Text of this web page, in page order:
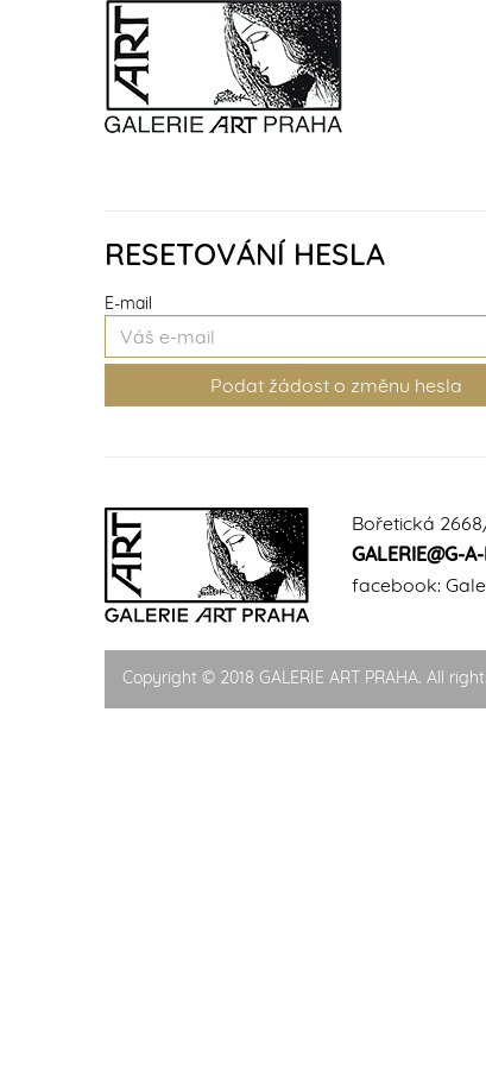
RESETOVÁNÍ HESLA
E-mail
Bořetická
GALERIE@G-
facebook:
Copyright © 2018 GALERIE ART PRAHA. All